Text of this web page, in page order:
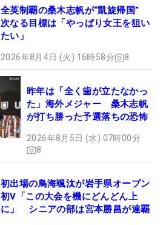
全英制覇の桑木志帆が“凱旋帰国”
次なる目標は「やっぱり女王を狙い
たい」
2026年8月4日 (火) 16時58分 8
昨年は「全く歯が立たなかっ
た」海外メジャー 桑木志帆
が打ち勝った予選落ちの恐怖
2026年8月5日 (水) 07時00分
8
初出場の鳥海颯汰が岩手県オープン
初V「この大会を機にどんどん上
に」 シニアの部は宮本勝昌が連覇